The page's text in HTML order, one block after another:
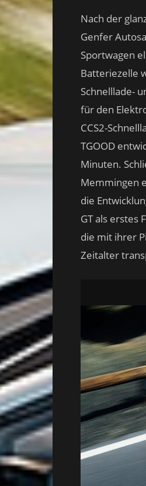
Nach der
Genfer
Sportwagen
Batteriezelle
Schnelllade-
für den
CCS2-
TGOOD
Minuten.
Memmingen
die
GT als erstes
die mit ihrer
Zeitalter